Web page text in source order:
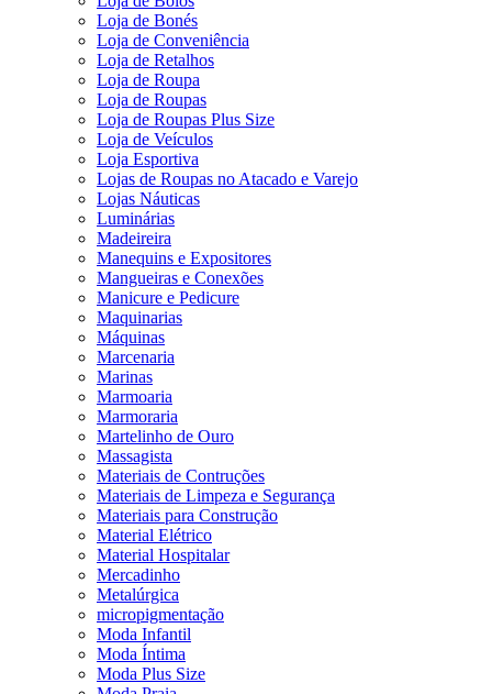
Loja de Bonés
Loja de Conveniência
Loja de Retalhos
Loja de Roupa
Loja de Roupas
Loja de Roupas Plus Size
Loja de Veículos
Loja Esportiva
Lojas de Roupas no Atacado e Varejo
Lojas Náuticas
Luminárias
Madeireira
Manequins e Expositores
Mangueiras e Conexões
Manicure e Pedicure
Maquinarias
Máquinas
Marcenaria
Marinas
Marmoaria
Marmoraria
Martelinho de Ouro
Massagista
Materiais de Contruções
Materiais de Limpeza e Segurança
Materiais para Construção
Material Elétrico
Material Hospitalar
Mercadinho
Metalúrgica
micropigmentação
Moda Infantil
Moda Íntima
Moda Plus Size